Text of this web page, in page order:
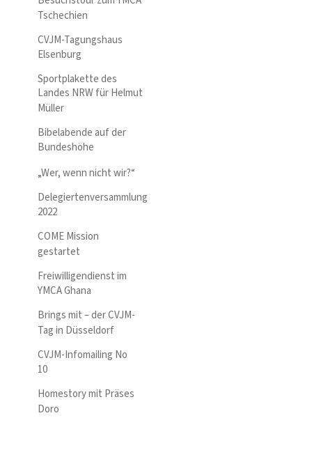
Tschechien
CVJM-Tagungshaus
Elsenburg
Sportplakette des
Landes NRW für Helmut
Müller
Bibelabende auf der
Bundeshöhe
„Wer, wenn nicht wir?“
Delegiertenversammlung
2022
COME Mission
gestartet
Freiwilligendienst im
YMCA Ghana
Brings mit – der CVJM-
Tag in Düsseldorf
CVJM-Infomailing No
10
Homestory mit Präses
Doro